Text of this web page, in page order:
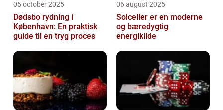
05 october 2025
Dødsbo rydning i
København: En praktisk
guide til en tryg proces
06 august 2025
Solceller er en moderne
og bæredygtig
energikilde